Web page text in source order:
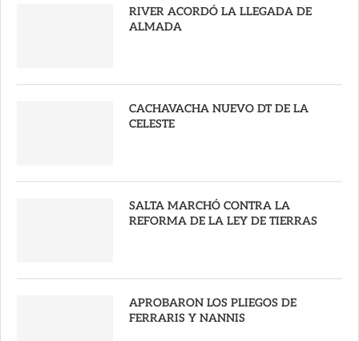
RIVER ACORDÓ LA LLEGADA DE
ALMADA
CACHAVACHA NUEVO DT DE LA
CELESTE
SALTA MARCHÓ CONTRA LA
REFORMA DE LA LEY DE TIERRAS
APROBARON LOS PLIEGOS DE
FERRARIS Y NANNIS